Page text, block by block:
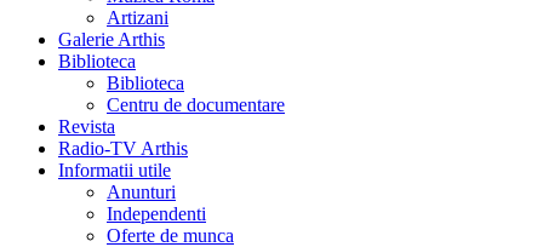
Artizani
Galerie Arthis
Biblioteca
Biblioteca
Centru de documentare
Revista
Radio-TV Arthis
Informatii utile
Anunturi
Independenti
Oferte de munca